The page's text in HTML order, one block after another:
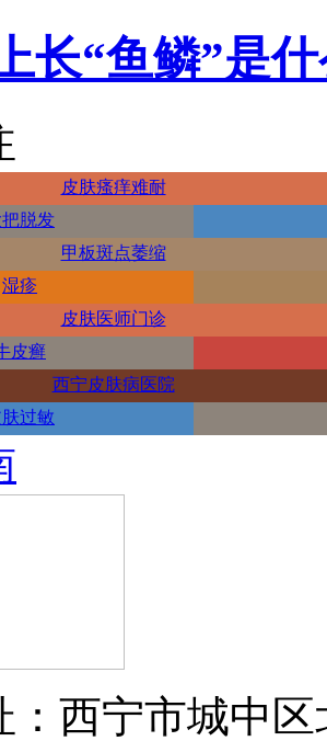
长“鱼鳞”是
皮肤瘙痒难耐
脱发
甲板斑点萎缩
湿疹
皮肤医师门诊
皮癣
西宁皮肤病医院
肤过敏
：西宁市城中区